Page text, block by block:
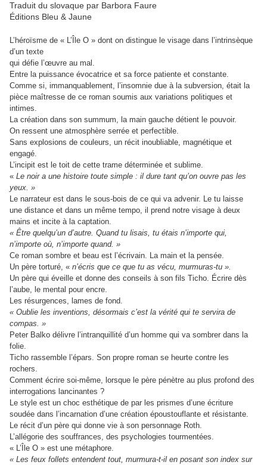
Traduit du slovaque par Barbora Faure
Éditions Bleu & Jaune
L’héroïsme de « L’Île O » dont on distingue le visage dans l’intrinsèque
d’un texte
qui défie l’œuvre au mal.
Entre la puissance évocatrice et sa force patiente et constante.
Comme si, immanquablement, l’insomnie due à la subversion, était la
pièce maîtresse de ce roman soumis aux variations politiques et
intimes.
La création dans son summum, la main gauche détient le pouvoir.
On ressent une atmosphère serrée et perfectible.
Sans explosions de couleurs, un récit inoubliable, magnétique et
engagé.
L’incipit est le toit de cette trame déterminée et sublime.
« Le noir a une histoire toute simple : il dure tant qu’on ouvre pas les
yeux. »
Le narrateur est dans le sous-bois de ce qui va advenir. Le tu laisse
une distance et dans un même tempo, il prend notre visage à deux
mains et incite à la captation.
« Être quelqu’un d’autre. Quand tu lisais, tu étais n’importe qui,
n’importe où, n’importe quand. »
Ce roman sombre et beau est l’écrivain. La main et la pensée.
Un père torturé, « n’écris que ce que tu as vécu, murmuras-tu ».
Un père qui éveille et donne des conseils à son fils Ticho. Écrire dès
l’aube, le mental pour encre.
Les résurgences, lames de fond.
« Oublie les inventions, désormais c’est la vérité qui te servira de
compas. »
Peter Balko délivre l’intranquillité d’un homme qui va sombrer dans la
folie.
Ticho rassemble l’épars. Son propre roman se heurte contre les
rochers.
Comment écrire soi-même, lorsque le père pénètre au plus profond des
interrogations lancinantes ?
Le style est un choc esthétique de par les prismes d’une écriture
soudée dans l’incarnation d’une création époustouflante et résistante.
Le récit d’un père qui donne vie à son personnage Roth.
L’allégorie des souffrances, des psychologies tourmentées.
« L’Île O » est une métaphore.
« Les feux follets entendent tout, murmura-t-il en posant son index sur